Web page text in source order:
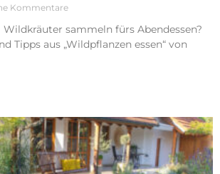
Kommentare
sammeln fürs Abendessen?
Tipps aus „Wildpflanzen essen“ von